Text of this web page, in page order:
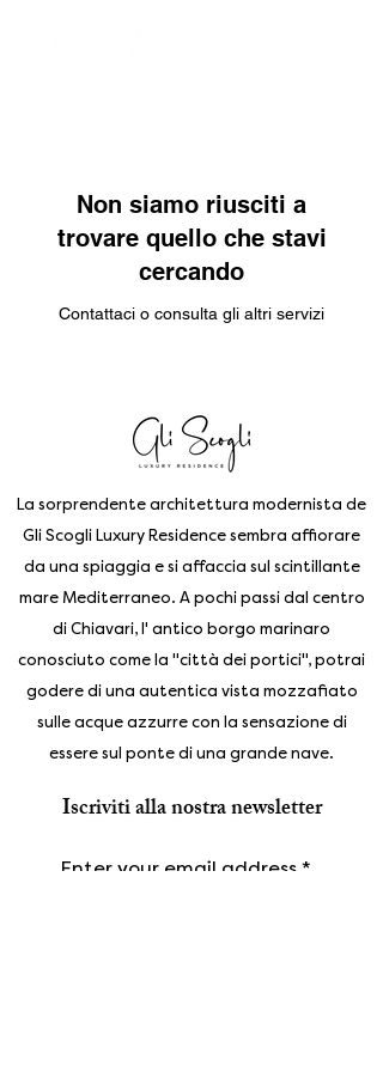
Non siamo riusciti a
trovare quello che stavi
cercando
Contattaci o consulta gli altri servizi
La sorprendente architettura modernista de
Gli Scogli Luxury Residence sembra affiorare
da una spiaggia e si affaccia sul scintillante
mare Mediterraneo. A pochi passi dal centro
di Chiavari, l' antico borgo marinaro
conosciuto come la "città dei portici", potrai
godere di una autentica vista mozzafiato
sulle acque azzurre con la sensazione di
essere sul ponte di una grande nave.
Iscriviti alla nostra newsletter
Enter your email address